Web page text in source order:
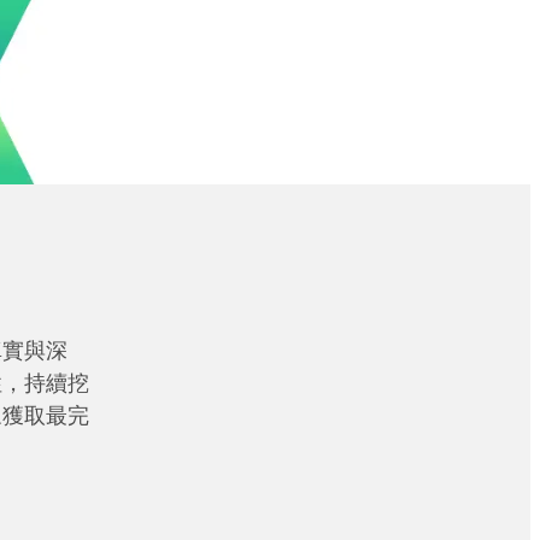
與深
持續挖
取最完